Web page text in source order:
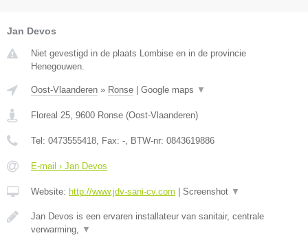
Jan Devos
Niet gevestigd in de plaats Lombise en in de provincie
Henegouwen.
Oost-Vlaanderen » Ronse Google maps ▼
Floreal 25 9600 Ronse (Oost-Vlaanderen)
Tel: 0473555418 , Fax: - , BTW-nr: 0843619886
E-mail › Jan Devos
Website: http://www.jdv-sani-cv.com Screenshot ▼
Jan Devos is een ervaren installateur van sanitair, centrale
verwarming,
▼